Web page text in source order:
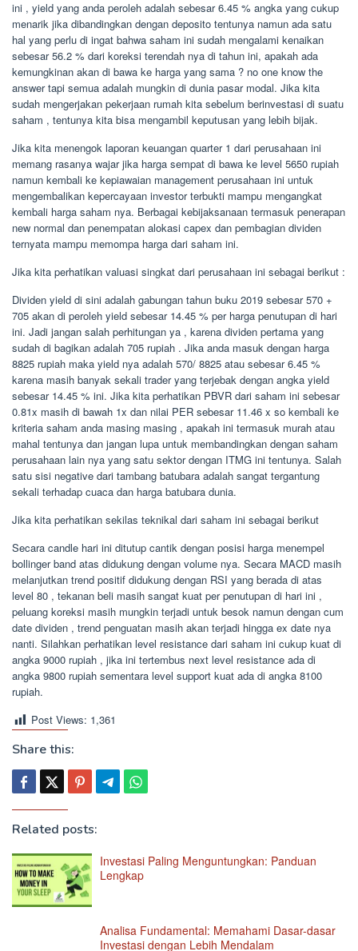
ini , yield yang anda peroleh adalah sebesar 6.45 % angka yang cukup
menarik jika dibandingkan dengan deposito tentunya namun ada satu
hal yang perlu di ingat bahwa saham ini sudah mengalami kenaikan
sebesar 56.2 % dari koreksi terendah nya di tahun ini, apakah ada
kemungkinan akan di bawa ke harga yang sama ? no one know the
answer tapi semua adalah mungkin di dunia pasar modal. Jika kita
sudah mengerjakan pekerjaan rumah kita sebelum berinvestasi di suatu
saham , tentunya kita bisa mengambil keputusan yang lebih bijak.
Jika kita menengok laporan keuangan quarter 1 dari perusahaan ini
memang rasanya wajar jika harga sempat di bawa ke level 5650 rupiah
namun kembali ke kepiawaian management perusahaan ini untuk
mengembalikan kepercayaan investor terbukti mampu mengangkat
kembali harga saham nya. Berbagai kebijaksanaan termasuk penerapan
new normal dan penempatan alokasi capex dan pembagian dividen
ternyata mampu memompa harga dari saham ini.
Jika kita perhatikan valuasi singkat dari perusahaan ini sebagai berikut :
Dividen yield di sini adalah gabungan tahun buku 2019 sebesar 570 +
705 akan di peroleh yield sebesar 14.45 % per harga penutupan di hari
ini. Jadi jangan salah perhitungan ya , karena dividen pertama yang
sudah di bagikan adalah 705 rupiah . Jika anda masuk dengan harga
8825 rupiah maka yield nya adalah 570/ 8825 atau sebesar 6.45 %
karena masih banyak sekali trader yang terjebak dengan angka yield
sebesar 14.45 % ini. Jika kita perhatikan PBVR dari saham ini sebesar
0.81x masih di bawah 1x dan nilai PER sebesar 11.46 x so kembali ke
kriteria saham anda masing masing , apakah ini termasuk murah atau
mahal tentunya dan jangan lupa untuk membandingkan dengan saham
perusahaan lain nya yang satu sektor dengan ITMG ini tentunya. Salah
satu sisi negative dari tambang batubara adalah sangat tergantung
sekali terhadap cuaca dan harga batubara dunia.
Jika kita perhatikan sekilas teknikal dari saham ini sebagai berikut
Secara candle hari ini ditutup cantik dengan posisi harga menempel
bollinger band atas didukung dengan volume nya. Secara MACD masih
melanjutkan trend positif didukung dengan RSI yang berada di atas
level 80 , tekanan beli masih sangat kuat per penutupan di hari ini ,
peluang koreksi masih mungkin terjadi untuk besok namun dengan cum
date dividen , trend penguatan masih akan terjadi hingga ex date nya
nanti. Silahkan perhatikan level resistance dari saham ini cukup kuat di
angka 9000 rupiah , jika ini tertembus next level resistance ada di
angka 9800 rupiah sementara level support kuat ada di angka 8100
rupiah.
Post Views: 1,361
Share this:
Related posts:
Investasi Paling Menguntungkan: Panduan
Lengkap
Analisa Fundamental: Memahami Dasar-dasar
Investasi dengan Lebih Mendalam